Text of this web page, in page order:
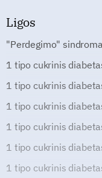
Ligos
"Perdegimo"
1 tipo cukrinis
1 tipo cukrinis
1 tipo cukrinis
1 tipo cukrinis
1 tipo cukrinis
1 tipo cukrinis